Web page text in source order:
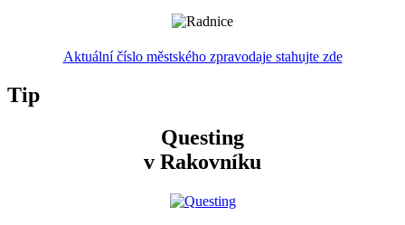
Aktuální číslo městského zpravodaje stahujte zde
Tip
Questing
v Rakovníku